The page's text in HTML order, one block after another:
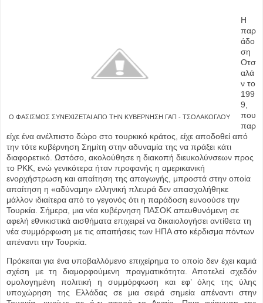
Ο ΦΑΣΙΣΜΟΣ ΣΥΝΕΧΙΖΕΤΑΙ ΑΠΟ ΤΗΝ ΚΥΒΕΡΝΗΣΗ ΓΑΠ - ΤΣΟΛΑΚΟΓΛΟΥ
Η
παρ
άδο
ση
Οτσ
αλά
ν το
199
9,
που
παρ
είχε ένα ανέλπιστο δώρο στο τουρκικό κράτος, είχε αποδοθεί από
την τότε κυβέρνηση Σημίτη στην αδυναμία της να πράξει κάτι
διαφορετικό. Ωστόσο, ακολούθησε η διακοπή διευκολύνσεων προς
το ΡΚΚ, ενώ γενικότερα ήταν προφανής η αμερικανική
ενορχήστρωση και απαίτηση της απαγωγής, μπροστά στην οποία
απαίτηση η «αδύναμη» ελληνική πλευρά δεν απασχολήθηκε
μάλλον ιδιαίτερα από το γεγονός ότι η παράδοση ευνοούσε την
Τουρκία. Σήμερα, μια νέα κυβέρνηση ΠΑΣΟΚ απευθυνόμενη σε
αφελή εθνικιστικά αισθήματα επιχειρεί να δικαιολογήσει αντίθετα τη
νέα συμμόρφωση με τις απαιτήσεις των ΗΠΑ στο κέρδισμα πόντων
απέναντι την Τουρκία.
Πρόκειται για ένα υποβαλλόμενο επιχείρημα το οποίο δεν έχει καμιά
σχέση με τη διαμορφούμενη πραγματικότητα. Αποτελεί σχεδόν
ομολογημένη πολιτική η συμμόρφωση και εφ’ όλης της ύλης
υποχώρηση της Ελλάδας σε μια σειρά σημεία απέναντι στην